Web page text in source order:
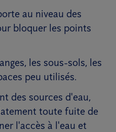
au niveau des
bloquer les points
les sous-sols, les
peu utilisés.
des sources d'eau,
toute fuite de
l'accès à l'eau et